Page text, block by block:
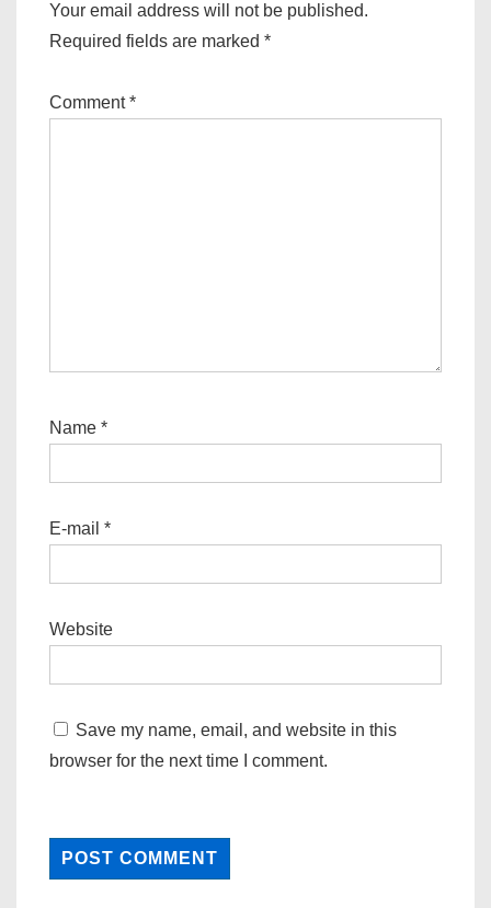
Your email address will not be published.
Required fields are marked *
Comment*
Name *
E-mail *
Website
Save my name, email, and website in this
browser for the next time I comment.